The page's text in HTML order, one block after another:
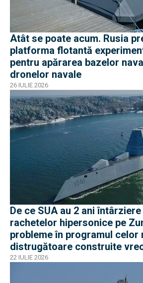
Atât se poate acum. Rusia
platforma flotantă
pentru apărarea bazelor
dronelor navale
26 IULIE 2026
De ce SUA au 2 ani
rachetelor hipersonice pe
probleme în programul celor
distrugătoare construite
nave
22 IULIE 2026